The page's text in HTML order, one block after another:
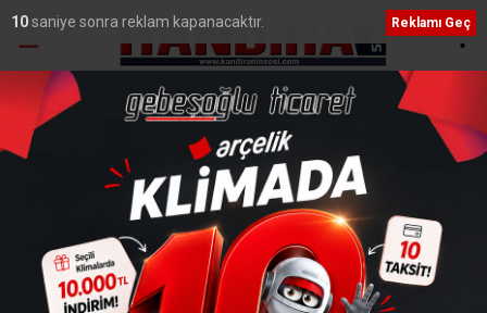
9saniye sonra reklam kapanacaktır. Reklamı Geç